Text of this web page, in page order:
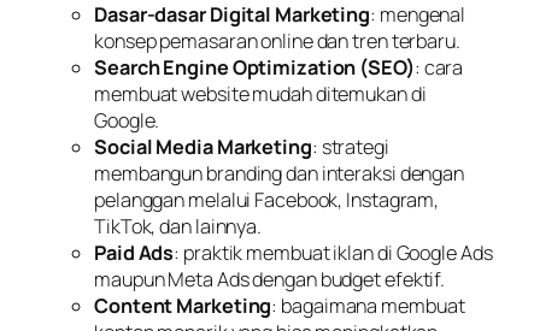
Dasar-dasar Digital Marketing: mengenal
konsep pemasaran online dan tren terbaru.
Search Engine Optimization (SEO): cara
membuat website mudah ditemukan di
Google.
Social Media Marketing: strategi
membangun branding dan interaksi dengan
pelanggan melalui Facebook, Instagram,
TikTok, dan lainnya.
Paid Ads: praktik membuat iklan di Google Ads
maupun Meta Ads dengan budget efektif.
Content Marketing: bagaimana membuat